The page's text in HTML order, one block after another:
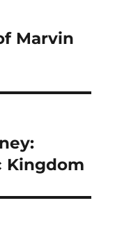
Marvin
Kingdom